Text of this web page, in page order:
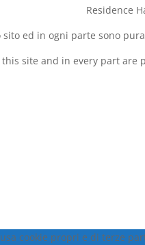
Residence
ed in ogni parte sono
this site and in every part
cookie propri e di terze